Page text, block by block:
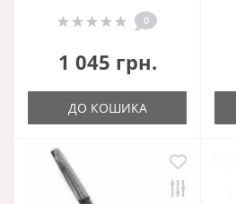
0
1 045 грн.
ДО КОШИКА